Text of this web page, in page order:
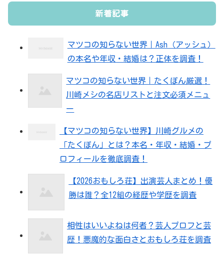
新着記事
マツコの知らない世界｜Ash（アッシュ）
の本名や年収・結婚は？正体を調査！
マツコの知らない世界｜たくぽん厳選！
川崎メシの名店リストと注文必須メニュ
ー
【マツコの知らない世界】川崎グルメの
「たくぽん」とは？本名・年収・結婚・プ
ロフィールを徹底調査！
【2026おもしろ荘】出演芸人まとめ！優
勝は誰？全12組の経歴や学歴を調査
相性はいいよねは何者？芸人プロフと芸
歴！悪魔的な面白さとおもしろ荘を調査